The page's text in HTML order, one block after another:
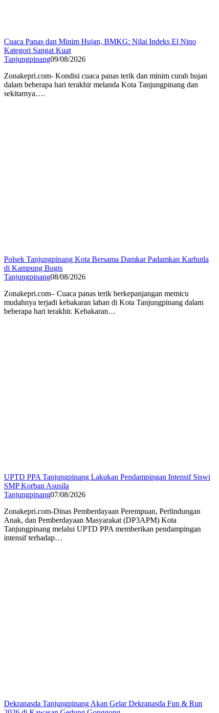
Cuaca Panas dan Minim Hujan, BMKG: Nilai Indeks El Nino
Kategori Sangat Kuat
Tanjungpinang09/08/2026
Zonakepri.com- Kondisi cuaca panas terik dan minim curah hujan
dalam beberapa hari terakhir melanda Kota Tanjungpinang dan
sekitarnya….
Polsek Tanjungpinang Kota Bersama Damkar Padamkan Karhutla
di Kampung Bugis
Tanjungpinang08/08/2026
Zonakepri.com– Cuaca panas terik berkepanjangan memicu
mudahnya terjadi kebakaran lahan di Kota Tanjungpinang dalam
beberapa hari terakhir. Kebakaran…
UPTD PPA Tanjungpinang Lakukan Pendampingan Intensif Siswi
SMP Korban Asusila
Tanjungpinang07/08/2026
Zonakepri.com-Dinas Pemberdayaan Perempuan, Perlindungan
Anak, dan Pemberdayaan Masyarakat (DP3APM) Kota
Tanjungpinang melalui UPTD PPA memberikan pendampingan
intensif terhadap…
Dekranasda Tanjungpinang Akan Gelar Dekranasda Fun & Run